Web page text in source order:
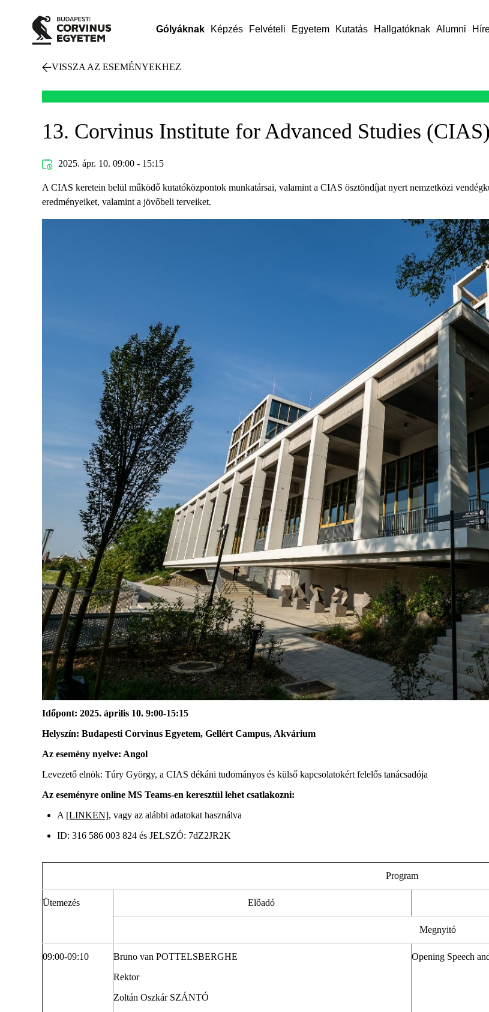
Gólyáknak Képzés Felvételi Egyetem Kutatás Hallgatóknak Alumni
VISSZA AZ ESEMÉNYEKHEZ
13. Corvinus Institute for Advanced Studies
2025. ápr. 10. 09:00 - 15:15
A CIAS keretein belül működő kutatóközpontok munkatársai, valamint a CIAS ösztöndíjat nyert nemzetközi
eredményeiket, valamint a jövőbeli terveiket.
Időpont: 2025. április 10. 9:00-15:15
Helyszín: Budapesti Corvinus Egyetem, Gellért Campus, Akvárium
Az esemény nyelve: Angol
Levezető elnök: Túry György, a CIAS dékáni tudományos és külső kapcsolatokért felelős tanácsadója
Az eseményre online MS Teams-en keresztül lehet csatlakozni:
A [LINKEN], vagy az alábbi adatokat használva
ID: 316 586 003 824 és JELSZÓ: 7dZ2JR2K
Program
Ütemezés Előadó
Megnyitó
09:00-09:10
Bruno van POTTELSBERGHE
Rektor
Zoltán Oszkár SZÁNTÓ
Opening Speech